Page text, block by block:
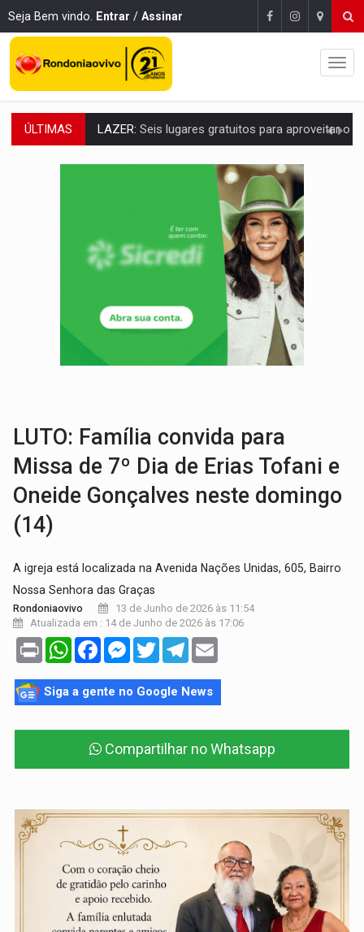
Seja Bem vindo. Entrar / Assinar
ÚLTIMAS VÍDEO:FTICCO e Força Tática prendem membro do CV com arma e drogas
INCLUSÃO:Prefeitura fortalece parceria com a APAE para ampliar ações
Exército testa inovações no combate a drones durante
TEMAS SOCIOAMBIENTAIS:Em Itapuã do Oeste, CINEMAZÔNIA leva cinema
PREVISÃO:Interior de Rondônia terá sábado (8) de calor intenso
Após quase 30 anos de espera, asfalto chega ao
A ILHA:Coreografia de Rondônia estreia na programação do Festival de
TRÁGICO: Pai do 'Xandy Motocross' morre em
LUTO: Família convida para
Missa de 7º Dia de Erias Tofani e
Oneide Gonçalves neste domingo
(14)
A igreja está localizada na Avenida Nações Unidas, 605, Bairro
Nossa Senhora das Graças
Rondoniaovivo
13 de Junho de 2026 às 11:54
Atualizada em : 14 de Junho de 2026 às 17:06
Print WhatsAppFacebookMessenger
TwitterTelegram
Siga a gente no Google News
Compartilhar no Whatsapp